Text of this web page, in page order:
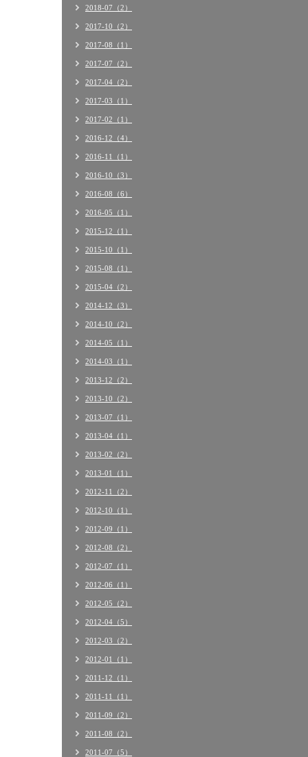
2018-07（2）
2017-10（2）
2017-08（1）
2017-07（2）
2017-04（2）
2017-03（1）
2017-02（1）
2016-12（4）
2016-11（1）
2016-10（3）
2016-08（6）
2016-05（1）
2015-12（1）
2015-10（1）
2015-08（1）
2015-04（2）
2014-12（3）
2014-10（2）
2014-05（1）
2014-03（1）
2013-12（2）
2013-10（2）
2013-07（1）
2013-04（1）
2013-02（2）
2013-01（1）
2012-11（2）
2012-10（1）
2012-09（1）
2012-08（2）
2012-07（1）
2012-06（1）
2012-05（2）
2012-04（5）
2012-03（2）
2012-01（1）
2011-12（1）
2011-11（1）
2011-09（2）
2011-08（2）
2011-07（5）